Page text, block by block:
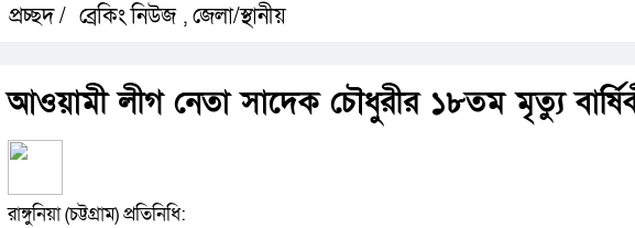
প্রচ্ছদ / ব্রেকিং নিউজ , জেলা/স্থানীয়
আওয়ামী লীগ নেতা সাদেক চৌধুরীর ১৮তম মৃত্যু
রাঙ্গুনিয়া (চট্টগ্রাম) প্রতিনিধি: